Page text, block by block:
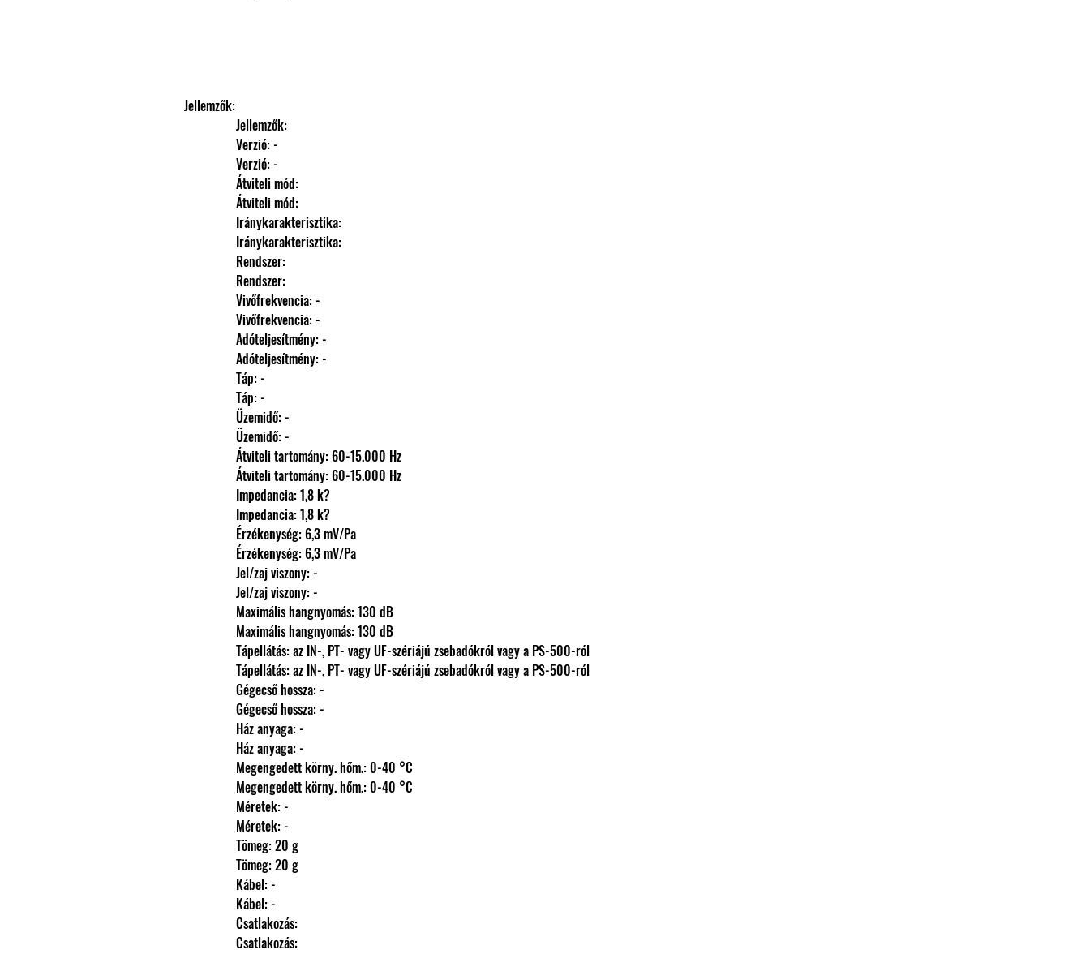
Jellemzők:
                Jellemzők:
                Verzió: -
                Verzió: -
                Átviteli mód:
                Átviteli mód:
                Iránykarakterisztika:
                Iránykarakterisztika:
                Rendszer:
                Rendszer:
                Vivőfrekvencia: -
                Vivőfrekvencia: -
                Adóteljesítmény: -
                Adóteljesítmény: -
                Táp: -
                Táp: -
                Üzemidő: -
                Üzemidő: -
                Átviteli tartomány: 60-15.000 Hz
                Átviteli tartomány: 60-15.000 Hz
                Impedancia: 1,8 k?
                Impedancia: 1,8 k?
                Érzékenység: 6,3 mV/Pa
                Érzékenység: 6,3 mV/Pa
                Jel/zaj viszony: -
                Jel/zaj viszony: -
                Maximális hangnyomás: 130 dB
                Maximális hangnyomás: 130 dB
                Tápellátás: az IN-, PT- vagy UF-szériájú zsebadókról vagy a PS-500-ról
                Tápellátás: az IN-, PT- vagy UF-szériájú zsebadókról vagy a PS-500-ról
                Gégecső hossza: -
                Gégecső hossza: -
                Ház anyaga: -
                Ház anyaga: -
                Megengedett körny. hőm.: 0-40 °C
                Megengedett körny. hőm.: 0-40 °C
                Méretek: -
                Méretek: -
                Tömeg: 20 g
                Tömeg: 20 g
                Kábel: -
                Kábel: -
                Csatlakozás:
                Csatlakozás: